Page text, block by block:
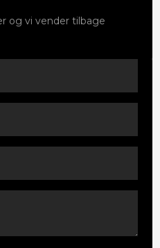
og vi vender tilbage